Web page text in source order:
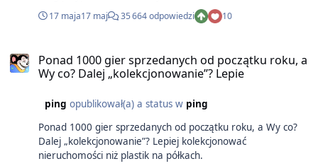
przenośny resi i dwie rzadkie bitki, jedna nawet bardzo
17 maja17 maj 35 664 odpowiedzi 10
Ponad 1000 gier sprzedanych od początku roku, a
Wy co? Dalej „kolekcjonowanie”? Lepie
ping opublikował(a) a status w ping
Ponad 1000 gier sprzedanych od początku roku, a Wy co?
Dalej „kolekcjonowanie”? Lepiej kolekcjonować
nieruchomości niż plastik na półkach.